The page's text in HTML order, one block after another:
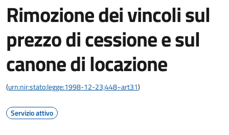
Rimozione dei vincoli sul
prezzo di cessione e sul
canone di locazione
(urn:nir:stato:legge:1998-12-23;448~art31)
Servizio attivo